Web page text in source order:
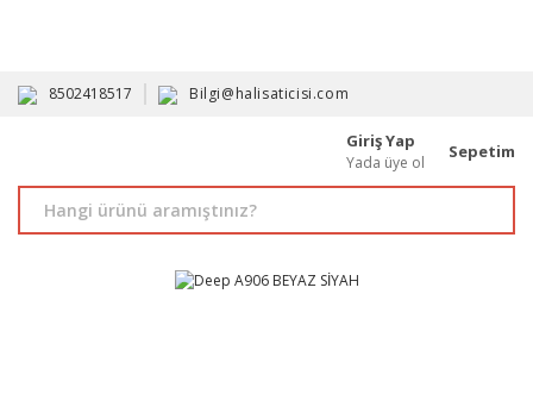
8502418517 Bilgi@halisaticisi.com
Giriş Yap
Yada üye ol
Sepetim